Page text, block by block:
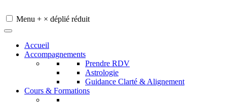
Menu + × déplié réduit
Accueil
Accompagnements
Prendre RDV
Astrologie
Guidance Clarté & Alignement
Cours & Formations